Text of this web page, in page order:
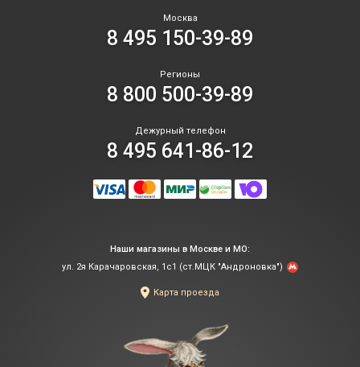
Москва
8 495 150-39-89
Регионы
8 800 500-39-89
Дежурный телефон
8 495 641-86-12
Наши магазины в Москве и МО:
ул. 2я Карачаровская, 1с1 (ст.МЦК "Андроновка")
Карта проезда